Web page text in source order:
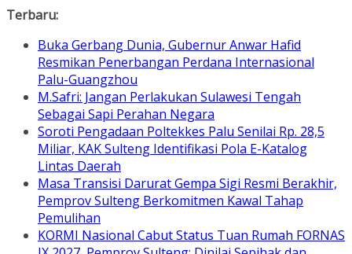
Skip
content
Terbaru:
Buka Gerbang Dunia, Gubernur Anwar Hafid
Resmikan Penerbangan Perdana Internasional
Palu-Guangzhou
M.Safri: Jangan Perlakukan Sulawesi Tengah
Sebagai Sapi Perahan Negara
Soroti Pengadaan Poltekkes Palu Senilai Rp. 28,5
Miliar, KAK Sulteng Identifikasi Pola E-Katalog
Lintas Daerah
Masa Transisi Darurat Gempa Sigi Resmi Berakhir,
Pemprov Sulteng Berkomitmen Kawal Tahap
Pemulihan
KORMI Nasional Cabut Status Tuan Rumah FORNAS